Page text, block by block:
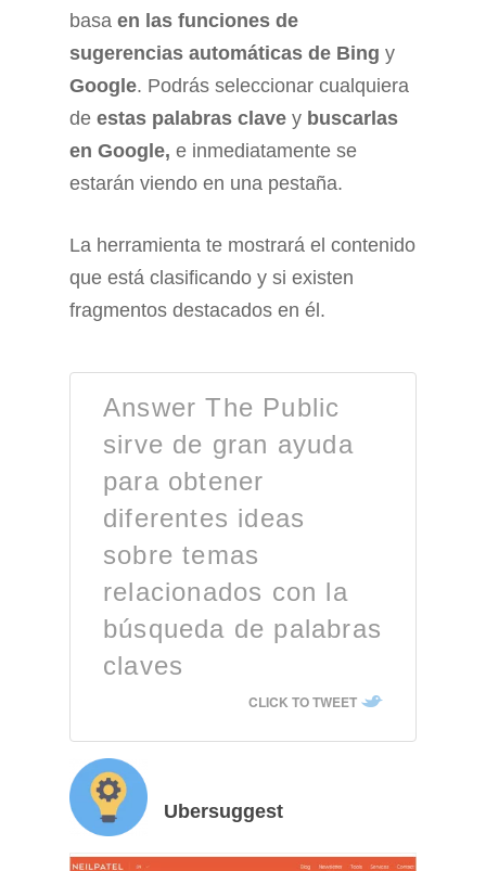
basa en las funciones de
sugerencias automáticas de Bing y
Google. Podrás seleccionar cualquiera
de estas palabras clave y buscarlas
en Google, e inmediatamente se
estarán viendo en una pestaña.
La herramienta te mostrará el contenido
que está clasificando y si existen
fragmentos destacados en él.
Answer The Public
sirve de gran ayuda
para obtener
diferentes ideas
sobre temas
relacionados con la
búsqueda de palabras
claves
CLICK TO TWEET
Ubersuggest